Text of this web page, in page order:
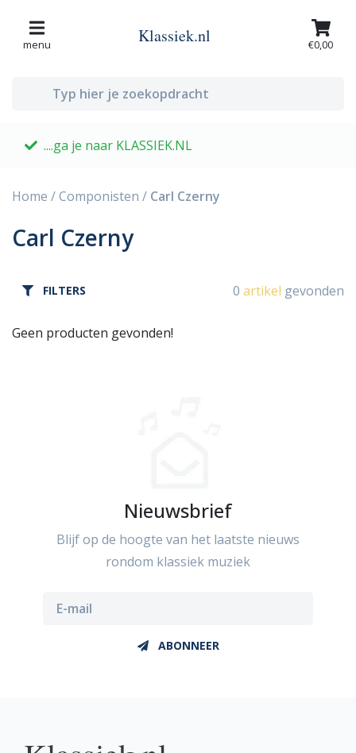
menu Klassiek.nl €0,00
....ga je naar KLASSIEK.NL
Home /Componisten / Carl Czerny
Carl Czerny
FILTERS 0 artikel gevonden
Geen producten gevonden!
Nieuwsbrief
Blijf op de hoogte van het laatste nieuws
rondom klassiek muziek
ABONNEER